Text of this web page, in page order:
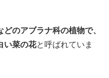
のアブラナ科の植物で、
い菜の花と呼ばれていま